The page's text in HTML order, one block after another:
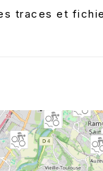
traces et